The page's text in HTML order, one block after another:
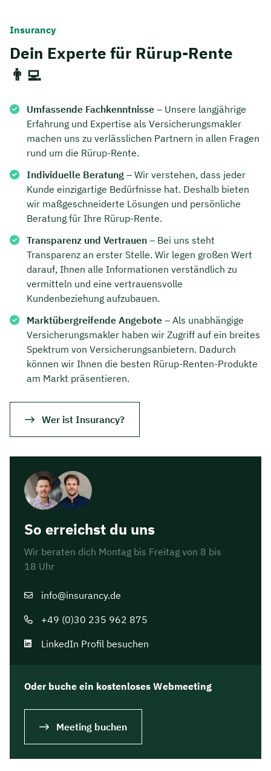
Insurancy
Dein Experte für Rürup-Rente
👨‍💻
Umfassende Fachkenntnisse – Unsere langjährige
Erfahrung und Expertise als Versicherungsmakler
machen uns zu verlässlichen Partnern in allen Fragen
rund um die Rürup-Rente.
Individuelle Beratung – Wir verstehen, dass jeder
Kunde einzigartige Bedürfnisse hat. Deshalb bieten
wir maßgeschneiderte Lösungen und persönliche
Beratung für Ihre Rürup-Rente.
Transparenz und Vertrauen – Bei uns steht
Transparenz an erster Stelle. Wir legen großen Wert
darauf, Ihnen alle Informationen verständlich zu
vermitteln und eine vertrauensvolle
Kundenbeziehung aufzubauen.
Marktübergreifende Angebote – Als unabhängige
Versicherungsmakler haben wir Zugriff auf ein breites
Spektrum von Versicherungsanbietern. Dadurch
können wir Ihnen die besten Rürup-Renten-Produkte
am Markt präsentieren.
Wer ist Insurancy?
So erreichst du uns
Wir beraten dich Montag bis Freitag von 8 bis
18 Uhr
info@insurancy.de
+49 (0)30 235 962 875
LinkedIn Profil besuchen
Oder buche ein kostenloses Webmeeting
Meeting buchen
Jetzt persönliches
Beratungsgespräch mit
Christian Bulik sichern 🤝